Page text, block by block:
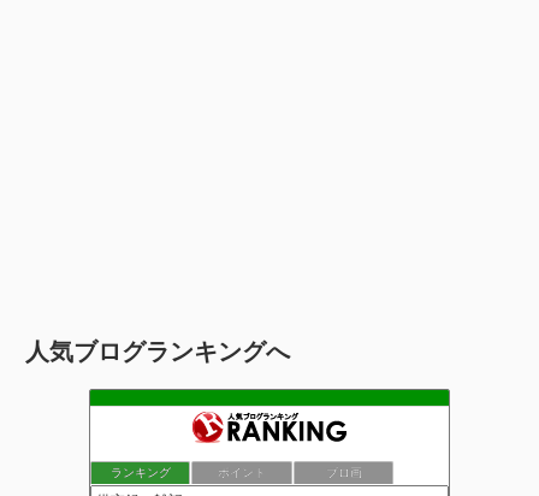
人気ブログランキングへ
ランキング ポイント ブロ画